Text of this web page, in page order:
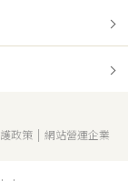
政策 網站營運企業